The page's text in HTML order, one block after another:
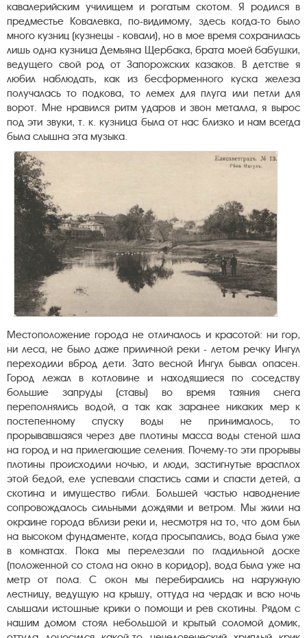
кавалерийским училищем и рогатым скотом. Я родился в
предместье Ковалевка, по-видимому, здесь когда-то было
много кузниц (кузнецы - ковали), но в мое время сохранилась
лишь одна кузница Демьяна Щербака, брата моей бабушки,
ведущего свой род от Запорожских казаков. В детстве я
любил наблюдать, как из бесформенного куска железа
получалась то подкова, то лемех для плуга или петли для
ворот. Мне нравился ритм ударов и звон металла, я вырос
под эти звуки, т. к. кузница была от нас близко и нам всегда
была слышна эта музыка.
Местоположение города не отличалось и красотой: ни гор,
ни леса, не было даже приличной реки - летом речку Ингул
переходили вброд дети. Зато весной Ингул бывал опасен.
Город лежал в котловине и находящиеся по соседству
большие запруды (ставы) во время таяния снега
переполнялись водой, а так как заранее никаких мер к
постепенному спуску воды не принималось, то
прорывавшаяся через две плотины масса воды стеной шла
на город и на прилегающие селения. Почему-то эти прорывы
плотины происходили ночью, и люди, застигнутые врасплох
этой бедой, еле успевали спастись сами и спасти детей, а
скотина и имущество гибли. Большей частью наводнение
сопровождалось сильными дождями и ветром. Мы жили на
окраине города вблизи реки и, несмотря на то, что дом был
на высоком фундаменте, когда просыпались, вода была уже
в комнатах. Пока мы перелезали по гладильной доске
(положенной со стола на окно в коридор), вода была уже на
метр от пола. С окон мы перебирались на наружную
лестницу, ведущую на крышу, оттуда на чердак и всю ночь
слышали истошные крики о помощи и рев скотины. Рядом с
нашим домом стоял небольшой и крытый соломой домик,